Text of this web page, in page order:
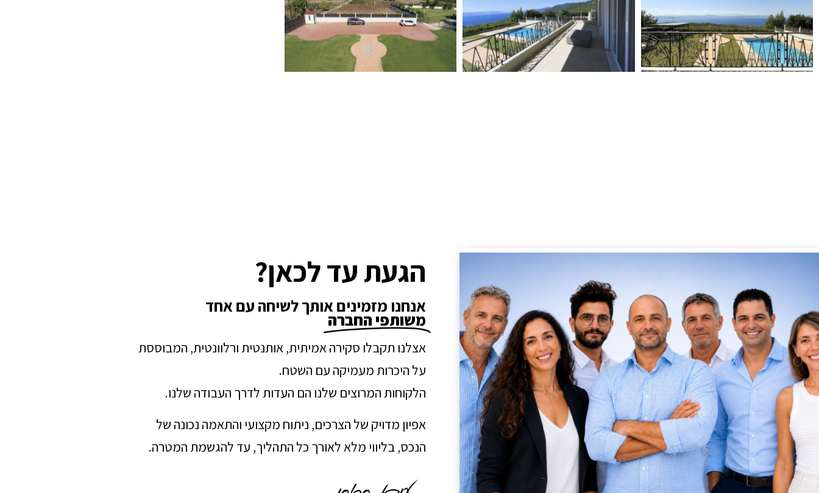
הגעת עד לכאן?
אנחנו מזמינים אותך לשיחה עם אחד
משותפי החברה
אצלנו תקבלו סקירה אמיתית, אותנטית ורלוונטית, המבוססת
על היכרות מעמיקה עם השטח.
הלקוחות המרוצים שלנו הם העדות לדרך העבודה שלנו.
אפיון מדויק של הצרכים, ניתוח מקצועי והתאמה נכונה של
הנכס, בליווי מלא לאורך כל התהליך, עד להגשמת המטרה.